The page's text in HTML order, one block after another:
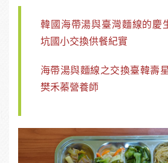
韓國海帶湯與臺灣麵線的
坑國小交換供餐紀實
海帶湯與麵線之交換臺韓壽
樊禾蓁營養師